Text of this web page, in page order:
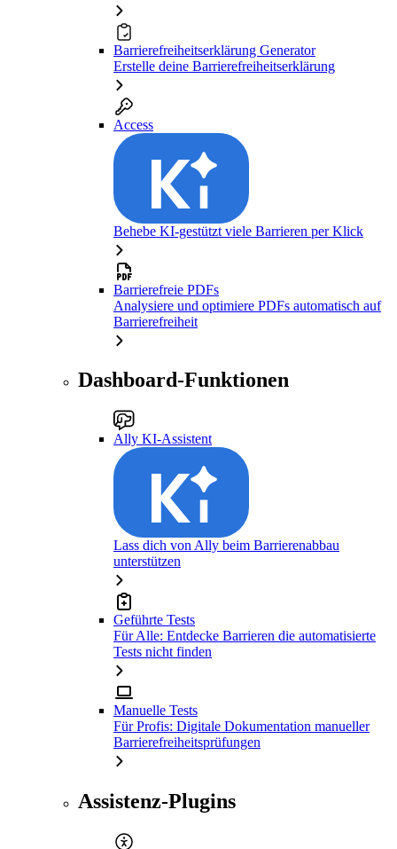
Barrierefreiheitserklärung Generator
Erstelle deine Barrierefreiheitserklärung
Access
Behebe KI-gestützt viele Barrieren per Klick
Barrierefreie PDFs
Analysiere und optimiere PDFs automatisch auf
Barrierefreiheit
Dashboard-Funktionen
Ally KI-Assistent
Lass dich von Ally beim Barrierenabbau
unterstützen
Geführte Tests
Für Alle: Entdecke Barrieren die automatisierte
Tests nicht finden
Manuelle Tests
Für Profis: Digitale Dokumentation manueller
Barrierefreiheitsprüfungen
Assistenz-Plugins